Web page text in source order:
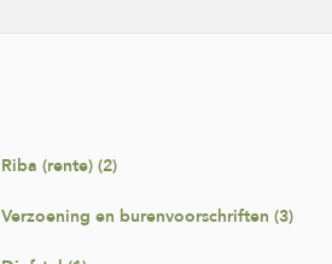
Riba (rente) (2)
Verzoening en burenvoorschriften (3)